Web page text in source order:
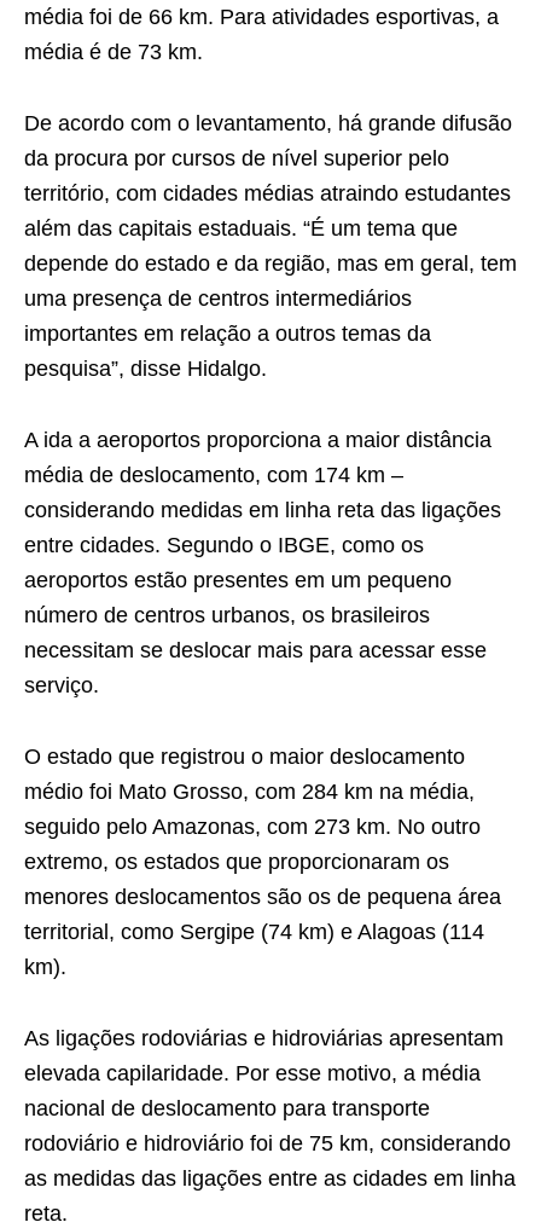
média foi de 66 km. Para atividades esportivas, a
média é de 73 km.
De acordo com o levantamento, há grande difusão
da procura por cursos de nível superior pelo
território, com cidades médias atraindo estudantes
além das capitais estaduais. “É um tema que
depende do estado e da região, mas em geral, tem
uma presença de centros intermediários
importantes em relação a outros temas da
pesquisa”, disse Hidalgo.
A ida a aeroportos proporciona a maior distância
média de deslocamento, com 174 km –
considerando medidas em linha reta das ligações
entre cidades. Segundo o IBGE, como os
aeroportos estão presentes em um pequeno
número de centros urbanos, os brasileiros
necessitam se deslocar mais para acessar esse
serviço.
O estado que registrou o maior deslocamento
médio foi Mato Grosso, com 284 km na média,
seguido pelo Amazonas, com 273 km. No outro
extremo, os estados que proporcionaram os
menores deslocamentos são os de pequena área
territorial, como Sergipe (74 km) e Alagoas (114
km).
As ligações rodoviárias e hidroviárias apresentam
elevada capilaridade. Por esse motivo, a média
nacional de deslocamento para transporte
rodoviário e hidroviário foi de 75 km, considerando
as medidas das ligações entre as cidades em linha
reta.